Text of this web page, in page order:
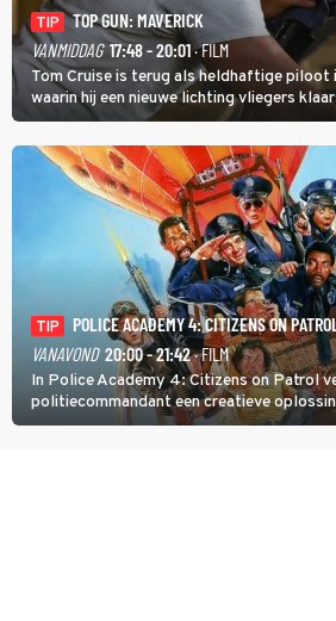
TIP
TOP GUN: MAVERICK
VANMIDDAG 17:48 - 20:01· FILM
Tom Cruise is terug als heldhaftige piloot
waarin hij een nieuwe lichting vliegers
werk.
TIP
POLICE ACADEMY 4: CITIZENS ON
VANAVOND 20:00 - 21:42· FILM
In Police Academy 4: Citizens on Patrol
politiecommandant een creatieve
agenten.